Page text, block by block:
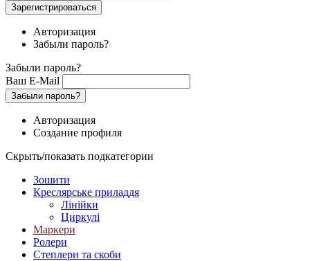
Зарегистрироваться
Авторизация
Забыли пароль?
Забыли пароль?
Ваш E-Mail
Забыли пароль?
Авторизация
Создание профиля
Скрыть/показать подкатегории
Зошити
Креслярське приладдя
Лінійки
Циркулі
Маркери
Ролери
Степлери та скоби